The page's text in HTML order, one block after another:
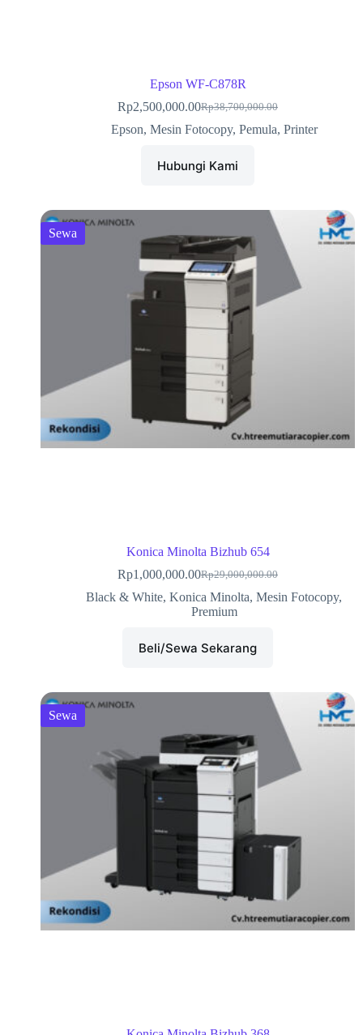
Epson WF-C878R
Rp38,700,000.00
Rp2,500,000.00
Epson, Mesin Fotocopy, Pemula, Printer
Hubungi Kami
Sewa
Konica Minolta Bizhub 654
Rp29,000,000.00
Rp1,000,000.00
Black & White, Konica Minolta, Mesin Fotocopy,
Premium
Beli/Sewa Sekarang
Sewa